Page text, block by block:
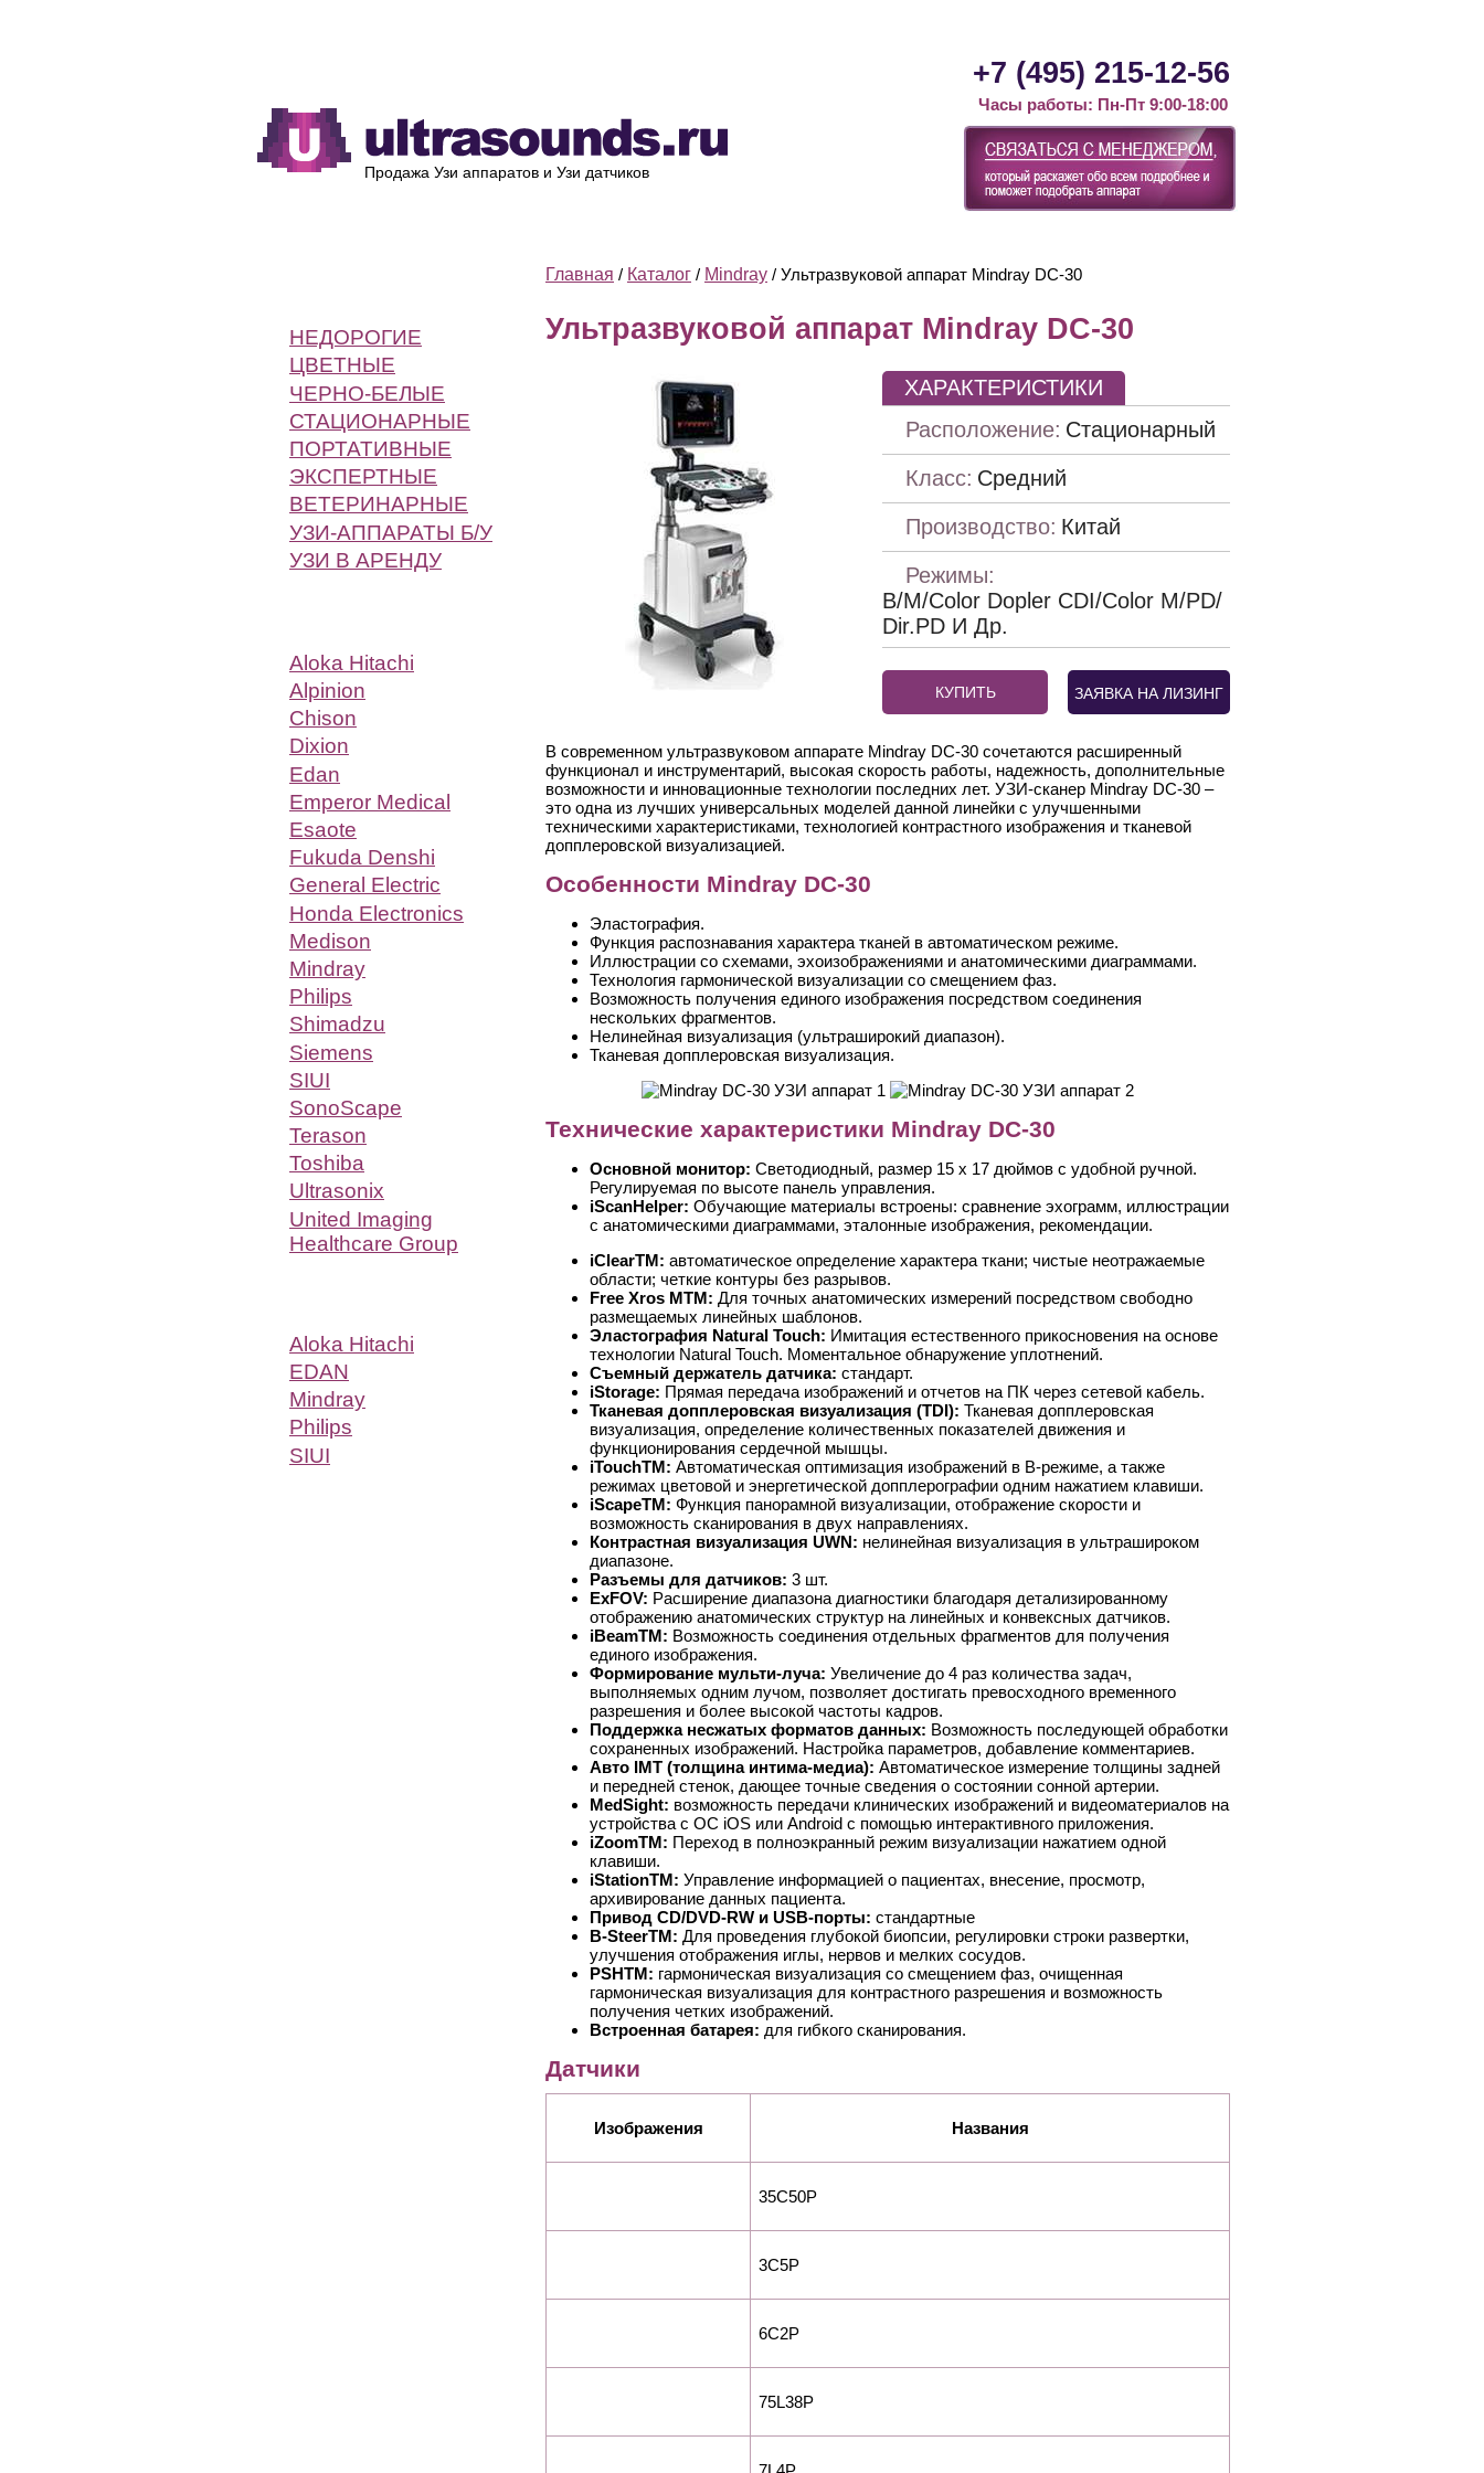
+7 (495) 215-12-56
Часы работы: Пн-Пт 9:00-18:00
Продажа Узи аппаратов и Узи датчиков
НЕДОРОГИЕ
ЦВЕТНЫЕ
ЧЕРНО-БЕЛЫЕ
СТАЦИОНАРНЫЕ
ПОРТАТИВНЫЕ
ЭКСПЕРТНЫЕ
ВЕТЕРИНАРНЫЕ
УЗИ-АППАРАТЫ Б/У
УЗИ В АРЕНДУ
Aloka Hitachi
Alpinion
Chison
Dixion
Edan
Emperor Medical
Esaote
Fukuda Denshi
General Electric
Honda Electronics
Medison
Mindray
Philips
Shimadzu
Siemens
SIUI
SonoScape
Terason
Toshiba
Ultrasonix
United Imaging
Healthcare Group
Aloka Hitachi
EDAN
Mindray
Philips
SIUI
Главная / Каталог / Mindray / Ультразвуковой аппарат Mindray DC-30
Ультразвуковой аппарат Mindray DC-30
ХАРАКТЕРИСТИКИ
Расположение: Стационарный
Класс: Средний
Производство: Китай
Режимы:
B/M/Color Dopler CDI/Color M/PD/
Dir.PD И Др.
КУПИТЬ ЗАЯВКА НА ЛИЗИНГ
В современном ультразвуковом аппарате Mindray DC-30 сочетаются расширенный
функционал и инструментарий, высокая скорость работы, надежность, дополнительные
возможности и инновационные технологии последних лет. УЗИ-сканер Mindray DC-30 –
это одна из лучших универсальных моделей данной линейки с улучшенными
техническими характеристиками, технологией контрастного изображения и тканевой
допплеровской визуализацией.
Особенности Mindray DC-30
Эластография.
Функция распознавания характера тканей в автоматическом режиме.
Иллюстрации со схемами, эхоизображениями и анатомическими диаграммами.
Технология гармонической визуализации со смещением фаз.
Возможность получения единого изображения посредством соединения
нескольких фрагментов.
Нелинейная визуализация (ультраширокий диапазон).
Тканевая допплеровская визуализация.
Технические характеристики Mindray DC-30
Основной монитор: Светодиодный, размер 15 х 17 дюймов с удобной ручной.
Регулируемая по высоте панель управления.
iScanHelper: Обучающие материалы встроены: сравнение эхограмм, иллюстрации
с анатомическими диаграммами, эталонные изображения, рекомендации.
iClearTM: автоматическое определение характера ткани; чистые неотражаемые
области; четкие контуры без разрывов.
Free Xros MTM: Для точных анатомических измерений посредством свободно
размещаемых линейных шаблонов.
Эластография Natural Touch: Имитация естественного прикосновения на основе
технологии Natural Touch. Моментальное обнаружение уплотнений.
Съемный держатель датчика: стандарт.
iStorage: Прямая передача изображений и отчетов на ПК через сетевой кабель.
Тканевая допплеровская визуализация (TDI): Тканевая допплеровская
визуализация, определение количественных показателей движения и
функционирования сердечной мышцы.
iTouchTM: Автоматическая оптимизация изображений в B-режиме, а также
режимах цветовой и энергетической допплерографии одним нажатием клавиши.
iScapeTM: Функция панорамной визуализации, отображение скорости и
возможность сканирования в двух направлениях.
Контрастная визуализация UWN: нелинейная визуализация в ультрашироком
диапазоне.
Разъемы для датчиков: 3 шт.
ExFOV: Расширение диапазона диагностики благодаря детализированному
отображению анатомических структур на линейных и конвексных датчиков.
iBeamTM: Возможность соединения отдельных фрагментов для получения
единого изображения.
Формирование мульти-луча: Увеличение до 4 раз количества задач,
выполняемых одним лучом, позволяет достигать превосходного временного
разрешения и более высокой частоты кадров.
Поддержка несжатых форматов данных: Возможность последующей обработки
сохраненных изображений. Настройка параметров, добавление комментариев.
Авто IMT (толщина интима-медиа): Автоматическое измерение толщины задней
и передней стенок, дающее точные сведения о состоянии сонной артерии.
MedSight: возможность передачи клинических изображений и видеоматериалов на
устройства с ОС iOS или Android с помощью интерактивного приложения.
iZoomTM: Переход в полноэкранный режим визуализации нажатием одной
клавиши.
iStationTM: Управление информацией о пациентах, внесение, просмотр,
архивирование данных пациента.
Привод CD/DVD-RW и USB-порты: стандартные
B-SteerTM: Для проведения глубокой биопсии, регулировки строки развертки,
улучшения отображения иглы, нервов и мелких сосудов.
PSHTM: гармоническая визуализация со смещением фаз, очищенная
гармоническая визуализация для контрастного разрешения и возможность
получения четких изображений.
Встроенная батарея: для гибкого сканирования.
Датчики
Изображения Названия
35C50P
3C5P
6C2P
75L38P